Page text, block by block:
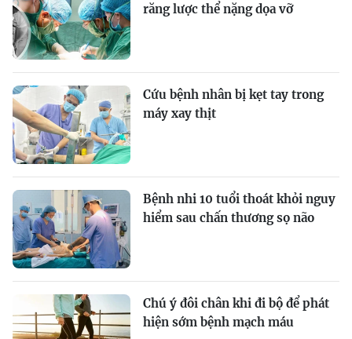
răng lược thể nặng dọa vỡ
Cứu bệnh nhân bị kẹt tay trong
máy xay thịt
Bệnh nhi 10 tuổi thoát khỏi nguy
hiểm sau chấn thương sọ não
Chú ý đôi chân khi đi bộ để phát
hiện sớm bệnh mạch máu